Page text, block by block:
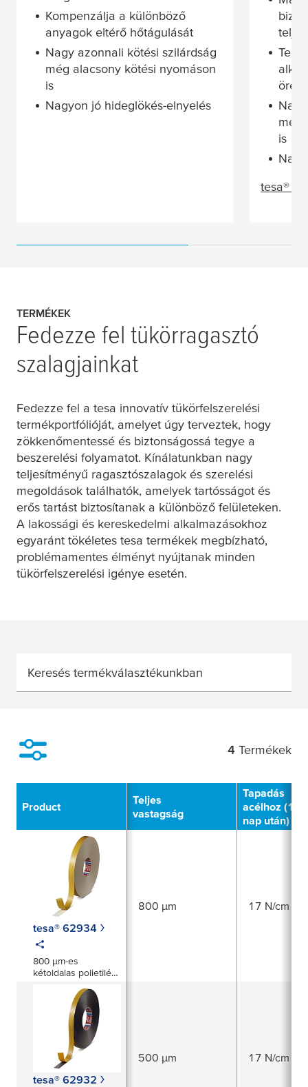
Kompenzálja a különböző
anyagok eltérő hőtágulását
Nagy azonnali kötési szilárdság
még alacsony kötési nyomáson
is
Nagyon jó hideglökés-elnyelés
még
is
tesa®
TERMÉKEK
Fedezze fel tükörragasztó
szalagjainkat
Fedezze fel a tesa innovatív tükörfelszerelési
termékportfólióját, amelyet úgy terveztek, hogy
zökkenőmentessé és biztonságossá tegye a
beszerelési folyamatot. Kínálatunkban nagy
teljesítményű ragasztószalagok és szerelési
megoldások találhatók, amelyek tartósságot és
erős tartást biztosítanak a különböző felületeken.
A lakossági és kereskedelmi alkalmazásokhoz
egyaránt tökéletes tesa termékek megbízható,
problémamentes élményt nyújtanak minden
tükörfelszerelési igénye esetén.
Keresés termékválasztékunkban
4 Termékek
Product
Teljes
vastagság
Tapadás
acélhoz (14
nap után)
tesa® 62934
800 µm-es
kétoldalas polietilén
800 µm 17 N/cm
tesa® 62932
500 µm 17 N/cm